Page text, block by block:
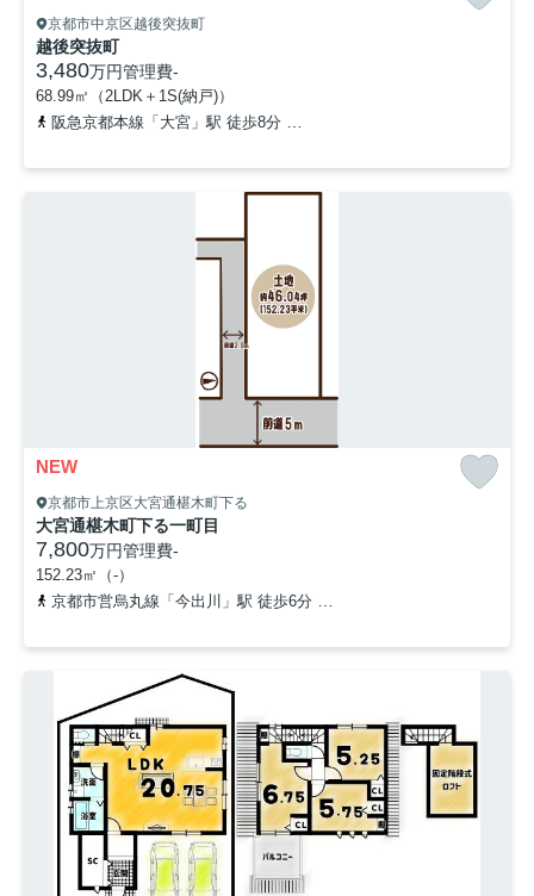
京都市中京区越後突抜町
越後突抜町
3,480万円管理費-
68.99㎡（2LDK＋1S(納戸)）
阪急京都本線「大宮」駅 徒歩8分
NEW
京都市上京区大宮通椹木町下る
大宮通椹木町下る一町目
7,800万円管理費-
152.23㎡（-）
京都市営烏丸線「今出川」駅 徒歩6分